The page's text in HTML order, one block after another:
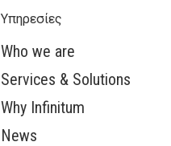
Υπηρεσίες
Who we are
Services & Solutions
Why Infinitum
News